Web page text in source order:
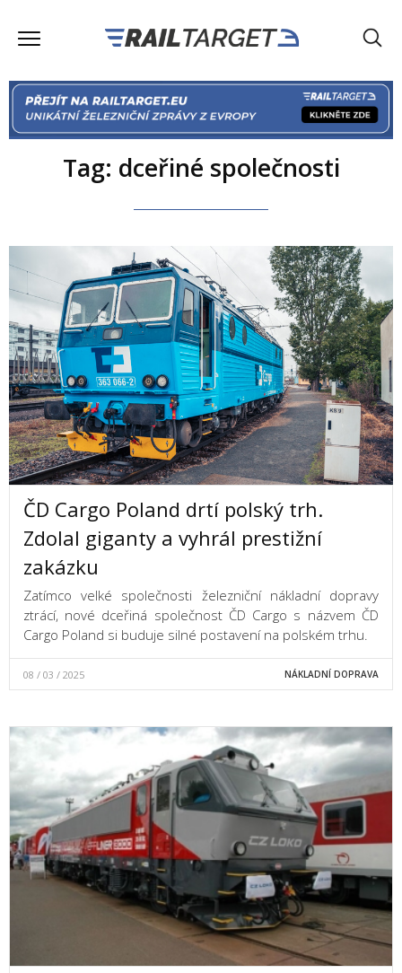
Tag: dceřiné společnosti
ČD Cargo Poland drtí polský trh.
Zdolal giganty a vyhrál prestižní
zakázku
Zatímco velké společnosti železniční nákladní dopravy
ztrácí, nové dceřiná společnost ČD Cargo s názvem ČD
Cargo Poland si buduje silné postavení na polském trhu.
08 / 03 / 2025 NÁKLADNÍ DOPRAVA